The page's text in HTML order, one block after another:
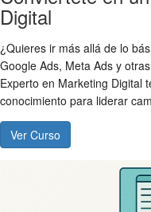
Digital
¿Quieres ir más allá de lo
Google Ads, Meta Ads y
Experto en Marketing Digital
conocimiento para liderar
Ver Curso